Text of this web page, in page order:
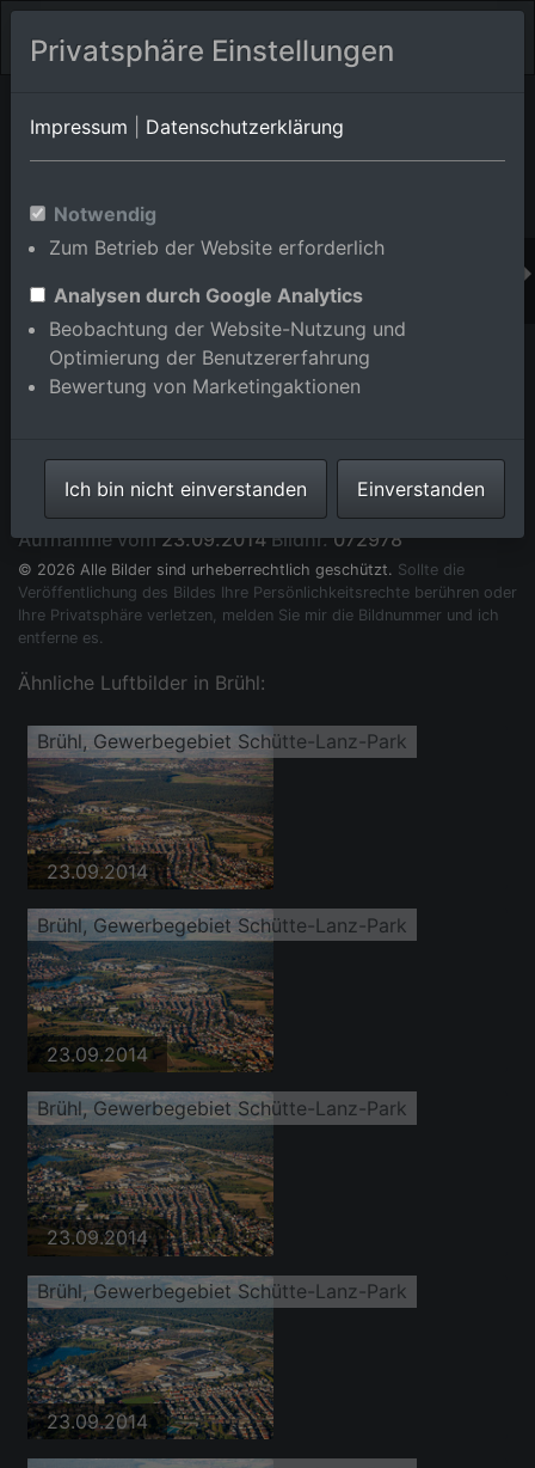
Orts-Album von Brühl in Baden-Württemberg,Deutschland
Brühl, Gewerbegebiet Schütte-Lanz-Park im
Bundesland Baden-Württemberg, Deutschland
Aufnahme vom23.09.2014Bildnr.072978
© 2026 Alle Bilder sind urheberrechtlich geschützt. Sollte die
Veröffentlichung des Bildes Ihre Persönlichkeitsrechte berühren oder
Ihre Privatsphäre verletzen, melden Sie mir die Bildnummer und ich
entferne es.
Ähnliche Luftbilder in Brühl:
Brühl, Gewerbegebiet Schütte-Lanz-Park
23.09.2014
Brühl, Gewerbegebiet Schütte-Lanz-Park
23.09.2014
Brühl, Gewerbegebiet Schütte-Lanz-Park
23.09.2014
Brühl, Gewerbegebiet Schütte-Lanz-Park
23.09.2014
Privatsphäre Einstellungen
Impressum Datenschutzerklärung
Notwendig
Zum Betrieb der Website erforderlich
Analysen durch Google Analytics
Beobachtung der Website-Nutzung und
Optimierung der Benutzererfahrung
Bewertung von Marketingaktionen
Ich bin nicht einverstanden Einverstanden